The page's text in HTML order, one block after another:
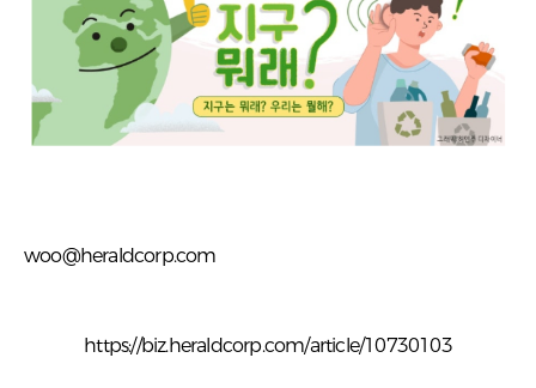
woo@heraldcorp.com
https://biz.heraldcorp.com/article/10730103